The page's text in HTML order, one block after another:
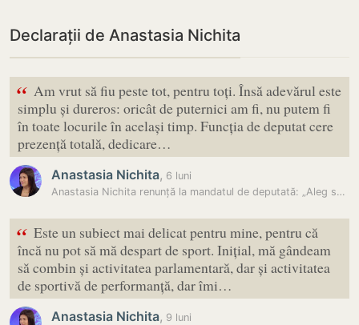
Declarații de Anastasia Nichita
“ Am vrut să fiu peste tot, pentru toți. Însă adevărul este
simplu și dureros: oricât de puternici am fi, nu putem fi
în toate locurile în același timp. Funcția de deputat cere
prezență totală, dedicare…
Anastasia Nichita, 6 luni
Anastasia Nichita renunță la mandatul de deputată: „Aleg să fiu acolo…
“ Este un subiect mai delicat pentru mine, pentru că
încă nu pot să mă despart de sport. Inițial, mă gândeam
să combin și activitatea parlamentară, dar și activitatea
de sportivă de performanță, dar îmi…
Anastasia Nichita, 9 luni